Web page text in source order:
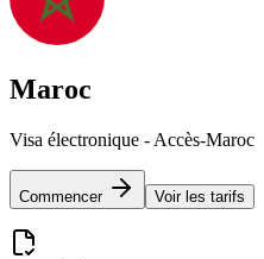
Maroc
Visa électronique - Accès-Maroc
Commencer Voir les tarifs